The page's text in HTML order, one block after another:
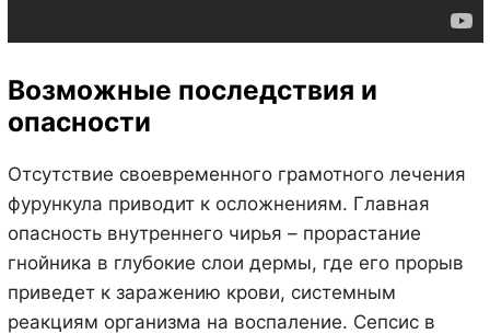
Возможные последствия и
опасности
Отсутствие своевременного грамотного лечения
фурункула приводит к осложнениям. Главная
опасность внутреннего чирья – прорастание
гнойника в глубокие слои дермы, где его прорыв
приведет к заражению крови, системным
реакциям организма на воспаление. Сепсис в